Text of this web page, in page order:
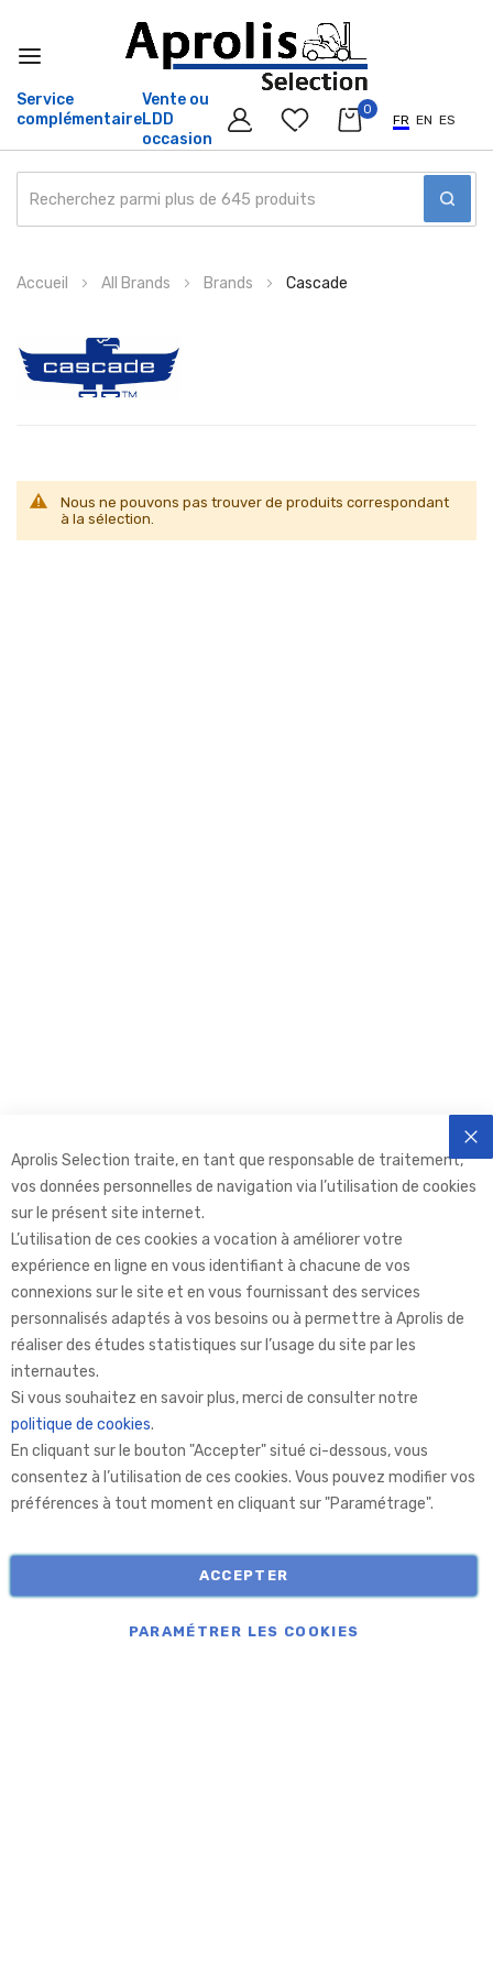
Service
complémentaire
Vente ou
LDD
occasion
0
FR EN ES
au
Accueil All Brands Brands Cascade
Nous ne pouvons pas trouver de produits correspondant
à la sélection.
Aprolis Selection
Aprolis
Aprolis Selection traite, en tant que responsable de traitement,
vos données personnelles de navigation via l’utilisation de cookies
sur le présent site internet.
L’utilisation de ces cookies a vocation à améliorer votre
expérience en ligne en vous identifiant à chacune de vos
connexions sur le site et en vous fournissant des services
personnalisés adaptés à vos besoins ou à permettre à Aprolis de
réaliser des études statistiques sur l’usage du site par les
internautes.
Si vous souhaitez en savoir plus, merci de consulter notre
politique de cookies.
En cliquant sur le bouton "Accepter" situé ci-dessous, vous
consentez à l’utilisation de ces cookies. Vous pouvez modifier vos
préférences à tout moment en cliquant sur "Paramétrage".
ACCEPTER
PARAMÉTRER LES COOKIES